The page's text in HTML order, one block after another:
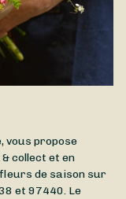
vous propose
collect et en
de saison sur
et 97440. Le